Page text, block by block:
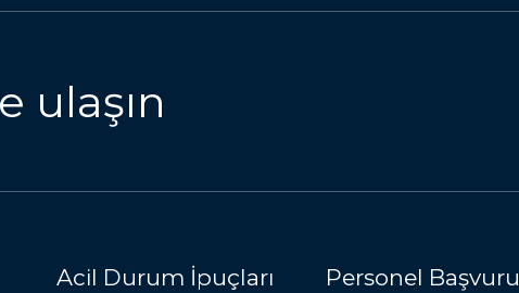
ulaşın
Acil Durum İpuçları
Personel Başvuru